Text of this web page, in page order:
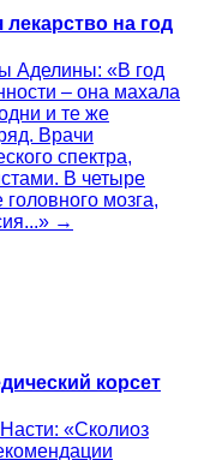
на год
Аделины: «В год
– она махала
и те же
Врачи
спектра,
В четыре
мозга,
→
корсет
«Сколиоз